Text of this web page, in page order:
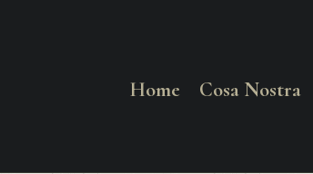
Home Cosa Nostra
COSA NOSTRA